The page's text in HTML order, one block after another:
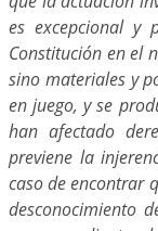
es excepcional y
Constitución en el
sino materiales y
en juego, y se
han afectado
previene la
caso de encontrar
desconocimiento